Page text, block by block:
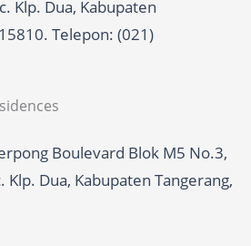
Klp. Dua, Kabupaten
Telepon: (021)
Boulevard Blok M5 No.3,
Klp. Dua, Kabupaten Tangerang,